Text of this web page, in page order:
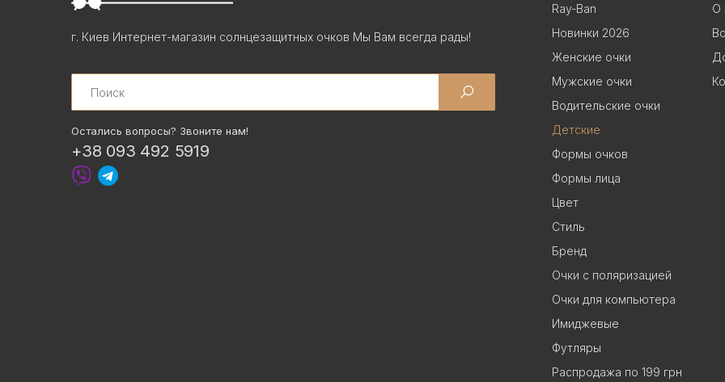
г. Киев Интернет-магазин солнцезащитных очков Мы Вам всегда рады!
Search
Остались вопросы? Звоните нам!
+38 093 492 5919
Ray-Ban
Новинки 2026
Женские очки
Мужские очки
Водительские очки
Детские
Формы очков
Формы лица
Цвет
Стиль
Бренд
Очки с поляризацией
Очки для компьютера
Имиджевые
Футляры
Распродажа по 199 грн
О